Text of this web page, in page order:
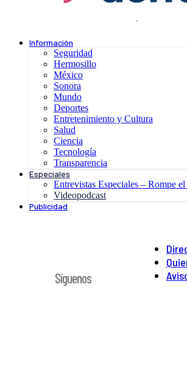
.
Información
Seguridad
Hermosillo
México
Sonora
Mundo
Deportes
Entretenimiento y Cultura
Salud
Ciencia
Tecnología
Transparencia
Especiales
Entrevistas Especiales – Rompe
Videopodcast
Publicidad
Síguenos